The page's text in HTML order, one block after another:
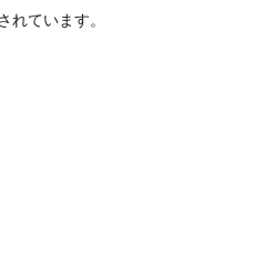
れています。